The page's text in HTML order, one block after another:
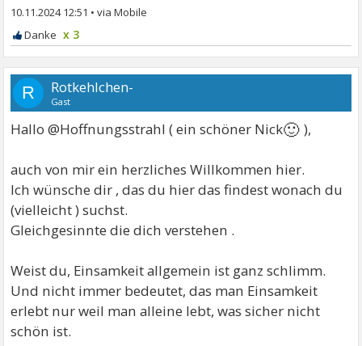
10.11.2024 12:51 •
x 3
R Rotkehlchen-
Gast
Hallo @Hoffnungsstrahl ( ein schöner Nick🙂 ),
auch von mir ein herzliches Willkommen hier.
Ich wünsche dir , das du hier das findest wonach du
(vielleicht ) suchst.
Gleichgesinnte die dich verstehen .
Weist du, Einsamkeit allgemein ist ganz schlimm.
Und nicht immer bedeutet, das man Einsamkeit
erlebt nur weil man alleine lebt, was sicher nicht
schön ist.